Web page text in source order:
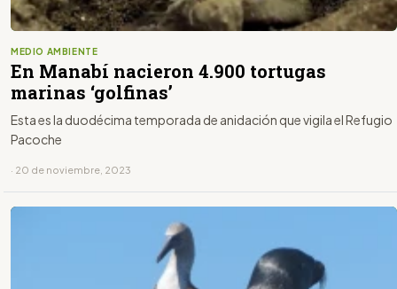
MEDIO AMBIENTE
En Manabí nacieron 4.900 tortugas
marinas ‘golfinas’
Esta es la duodécima temporada de anidación que vigila el Refugio
Pacoche
· 20 de noviembre, 2023